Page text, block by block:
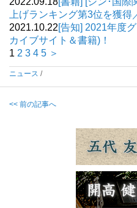
上げランキング第3位を獲
2021.10.22[告知] 2021年度
カイブサイト＆書籍)！
1 2 3 4 5 ＞
ニュース /
<< 前の記事へ